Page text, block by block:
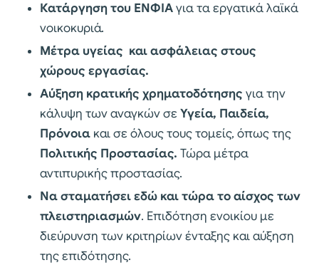
Κατάργηση του ΕΝΦΙΑγια τα εργατικά λαϊκά
νοικοκυριά.
Μέτρα υγείας και ασφάλειας στους
χώρους εργασίας.
Αύξηση κρατικής χρηματοδότησης για την
κάλυψη των αναγκών σε Υγεία, Παιδεία,
Πρόνοια και σε όλους τους τομείς, όπως της
Πολιτικής Προστασίας. Τώρα μέτρα
αντιπυρικής προστασίας.
Να σταματήσει εδώ και τώρα το αίσχος των
πλειστηριασμών. Επιδότηση ενοικίου με
διεύρυνση των κριτηρίων ένταξης και αύξηση
της επιδότησης.